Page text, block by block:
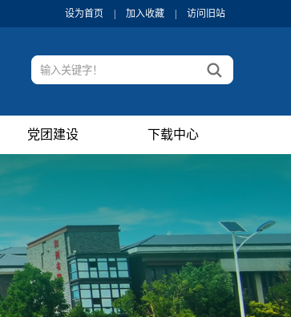
设为首页 加入收藏 访问旧站
党团建设 下载中心